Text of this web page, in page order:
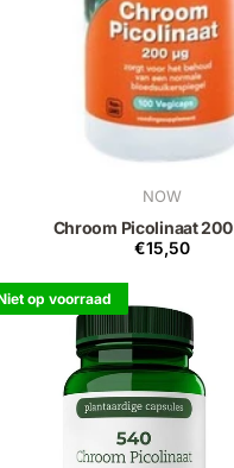
NOW
Chroom Picolinaat
€15,50
op voorraad